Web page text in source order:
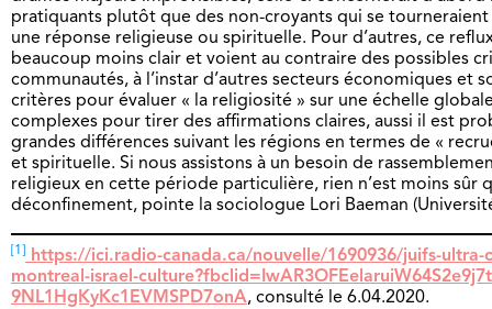
pratiquants plutôt que des non-croyants qui se
une réponse religieuse ou spirituelle. Pour d’autres, ce
beaucoup moins clair et voient au contraire des possibles
communautés, à l’instar d’autres secteurs économiques et
critères pour évaluer « la religiosité » sur une échelle
complexes pour tirer des affirmations claires, aussi il est
grandes différences suivant les régions en termes de «
et spirituelle. Si nous assistons à un besoin de
religieux en cette période particulière, rien n’est moins sûr
déconfinement, pointe la sociologue Lori Baeman
[1]
https://ici.radio-canada.ca/nouvelle/1690936/juifs-ultra-
montreal-israel-
9NL1HgKyKc1EVMSPD7onA, consulté le 6.04.2020.